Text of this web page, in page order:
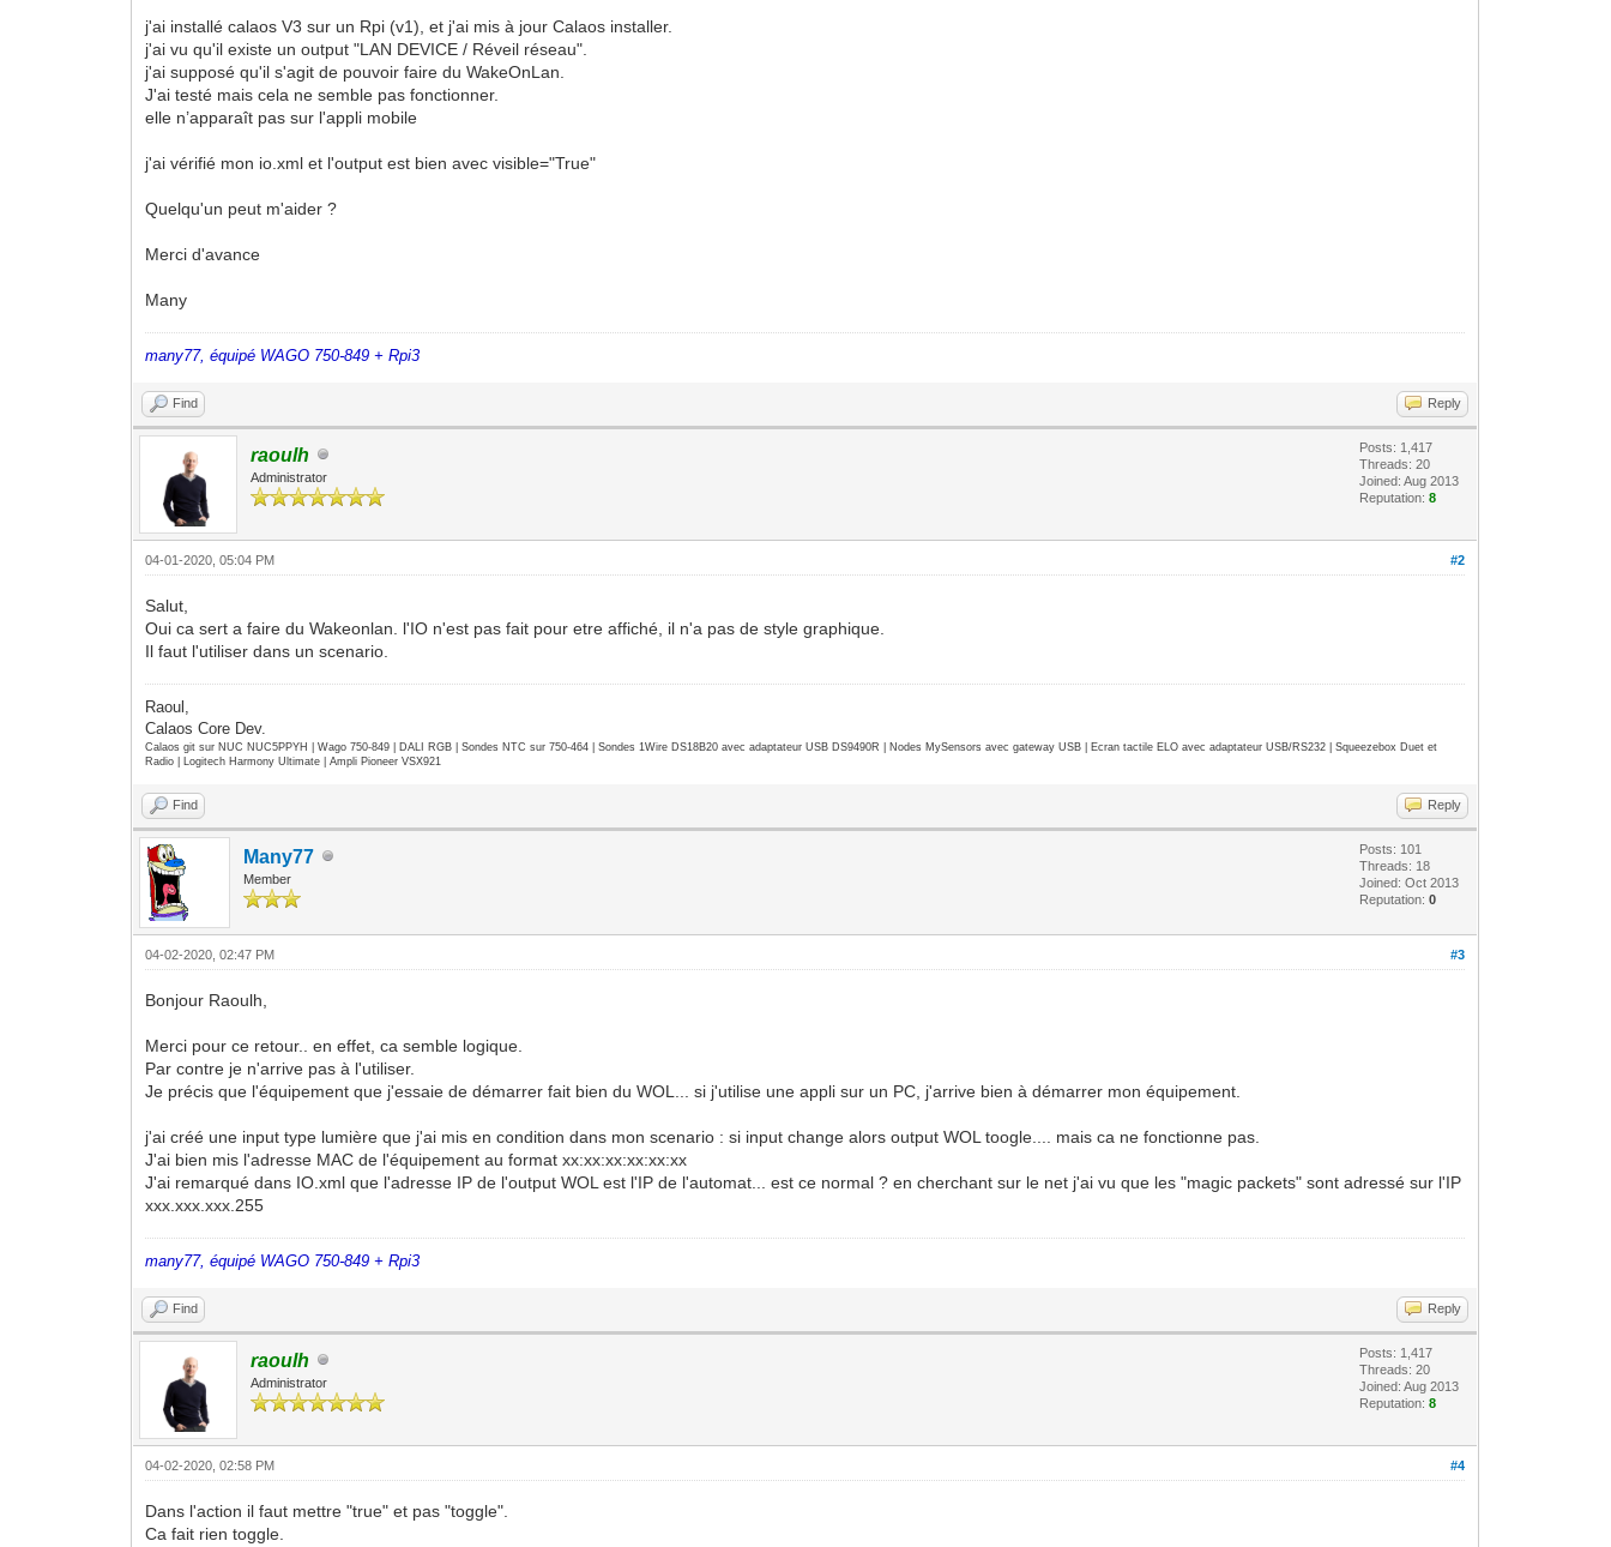
j'ai installé calaos V3 sur un Rpi (v1), et j'ai mis à jour Calaos installer.
j'ai vu qu'il existe un output "LAN DEVICE / Réveil réseau".
j'ai supposé qu'il s'agit de pouvoir faire du WakeOnLan.
J'ai testé mais cela ne semble pas fonctionner.
elle n’apparaît pas sur l'appli mobile
j'ai vérifié mon io.xml et l'output est bien avec visible="True"
Quelqu'un peut m'aider ?
Merci d'avance
Many
many77, équipé WAGO 750-849 + Rpi3
Find Reply
raoulh
Administrator
Posts: 1,417
Threads: 20
Joined: Aug 2013
Reputation:8
#2
04-01-2020, 05:04 PM
Salut,
Oui ca sert a faire du Wakeonlan. l'IO n'est pas fait pour etre affiché, il n'a pas de style graphique.
Il faut l'utiliser dans un scenario.
Raoul,
Calaos Core Dev.
Calaos git sur NUC NUC5PPYH | Wago 750-849 | DALI RGB | Sondes NTC sur 750-464 | Sondes 1Wire DS18B20 avec adaptateur USB DS9490R | Nodes MySensors avec gateway USB | Ecran tactile ELO avec adaptateur USB/RS232 | Squeezebox Duet et
Radio | Logitech Harmony Ultimate | Ampli Pioneer VSX921
Find Reply
Many77
Member
Posts: 101
Threads: 18
Joined: Oct 2013
Reputation:0
#3
04-02-2020, 02:47 PM
Bonjour Raoulh,
Merci pour ce retour.. en effet, ca semble logique.
Par contre je n'arrive pas à l'utiliser.
Je précis que l'équipement que j'essaie de démarrer fait bien du WOL... si j'utilise une appli sur un PC, j'arrive bien à démarrer mon équipement.
j'ai créé une input type lumière que j'ai mis en condition dans mon scenario : si input change alors output WOL toogle.... mais ca ne fonctionne pas.
J'ai bien mis l'adresse MAC de l'équipement au format xx:xx:xx:xx:xx:xx
J'ai remarqué dans IO.xml que l'adresse IP de l'output WOL est l'IP de l'automat... est ce normal ? en cherchant sur le net j'ai vu que les "magic packets" sont adressé sur l'IP
xxx.xxx.xxx.255
many77, équipé WAGO 750-849 + Rpi3
Find Reply
raoulh
Administrator
Posts: 1,417
Threads: 20
Joined: Aug 2013
Reputation:8
#4
04-02-2020, 02:58 PM
Dans l'action il faut mettre "true" et pas "toggle".
Ca fait rien toggle.